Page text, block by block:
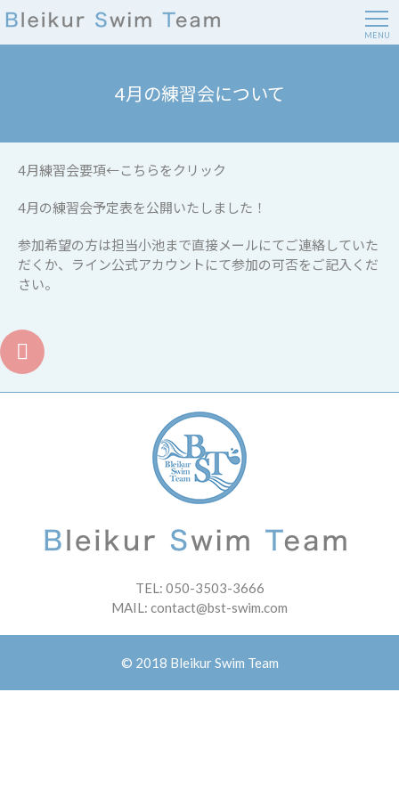
MENU
4月の練習会について
4月練習会要項←こちらをクリック
4月の練習会予定表を公開いたしました！
参加希望の方は担当小池まで直接メールにてご連絡していた
だくか、ライン公式アカウントにて参加の可否をご記入くだ
さい。
TEL: 050-3503-3666
MAIL: contact@bst-swim.com
© 2018 Bleikur Swim Team